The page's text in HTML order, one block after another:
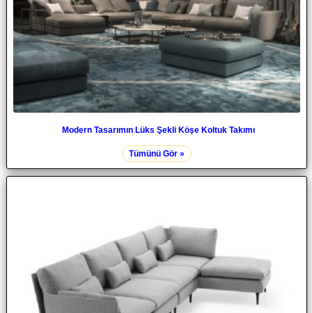
Modern Tasarımın Lüks Şekli Köşe Koltuk Takımı
Tümünü Gör »